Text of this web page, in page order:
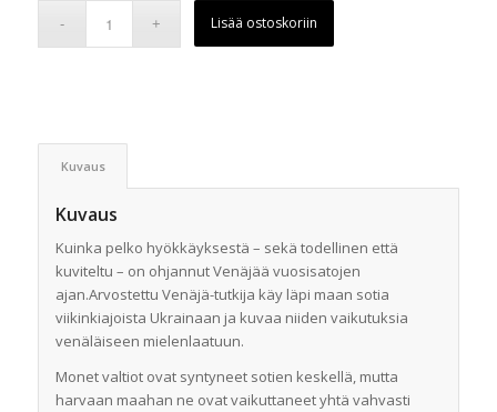
hinta
on:
Lisää ostoskoriin
Kuvaus
Kuvaus
Kuinka pelko hyökkäyksestä – sekä todellinen että
kuviteltu – on ohjannut Venäjää vuosisatojen
ajan.Arvostettu Venäjä-tutkija käy läpi maan sotia
viikinkiajoista Ukrainaan ja kuvaa niiden ­vaikutuksia
venäläiseen mielenlaatuun.
Monet valtiot ovat syntyneet sotien keskellä, mutta
harvaan maahan ne ovat vaikuttaneet yhtä vahvasti